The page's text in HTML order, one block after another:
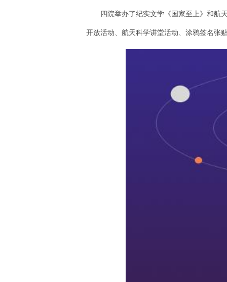
四院举办了纪实文学《国家至上》和航
开放活动、航天科学讲堂活动、涂鸦签名张